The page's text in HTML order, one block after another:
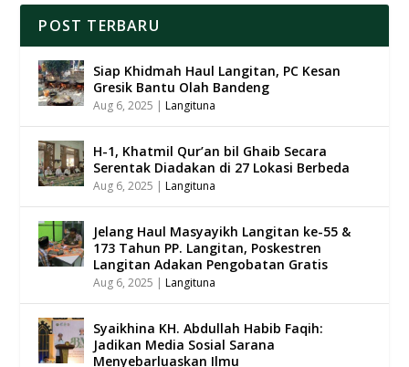
POST TERBARU
Siap Khidmah Haul Langitan, PC Kesan
Gresik Bantu Olah Bandeng
Aug 6, 2025 |Langituna
H-1, Khatmil Qur’an bil Ghaib Secara
Serentak Diadakan di 27 Lokasi Berbeda
Aug 6, 2025 |Langituna
Jelang Haul Masyayikh Langitan ke-55 &
173 Tahun PP. Langitan, Poskestren
Langitan Adakan Pengobatan Gratis
Aug 6, 2025 |Langituna
Syaikhina KH. Abdullah Habib Faqih:
Jadikan Media Sosial Sarana
Menyebarluaskan Ilmu